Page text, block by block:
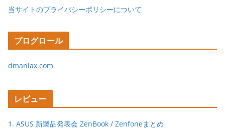
当サイトのプライバシーポリシーについて
ブログロール
dmaniax.com
レビュー
1. ASUS 新製品発表会 ZenBook / Zenfoneまとめ